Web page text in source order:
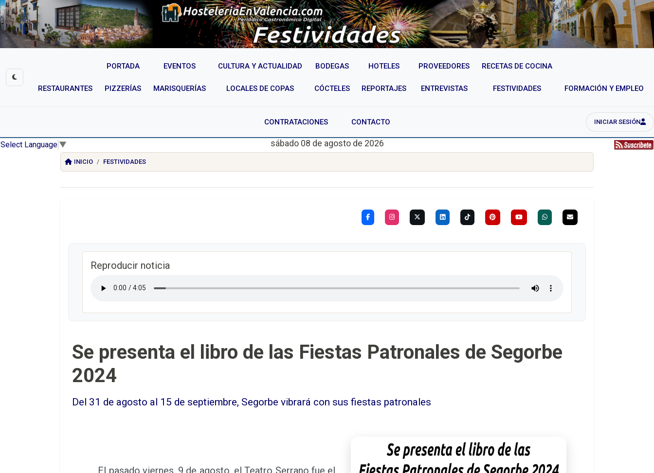
PORTADA EVENTOS CULTURA Y ACTUALIDAD BODEGAS HOTELES PROVEEDORES RECETAS DE COCINA
RESTAURANTES PIZZERÍAS MARISQUERÍAS LOCALES DE COPAS CÓCTELES REPORTAJES ENTREVISTAS FESTIVIDADES FORMACIÓN Y EMPLEO
CONTRATACIONES CONTACTO INICIAR SESIÓN
Select Language ▼ sábado 08 de agosto de 2026
INICIO FESTIVIDADES
Reproducir noticia
Se presenta el libro de las Fiestas Patronales de Segorbe
2024
Del 31 de agosto al 15 de septiembre, Segorbe vibrará con sus fiestas patronales
El pasado viernes, 9 de agosto, el Teatro Serrano fue el